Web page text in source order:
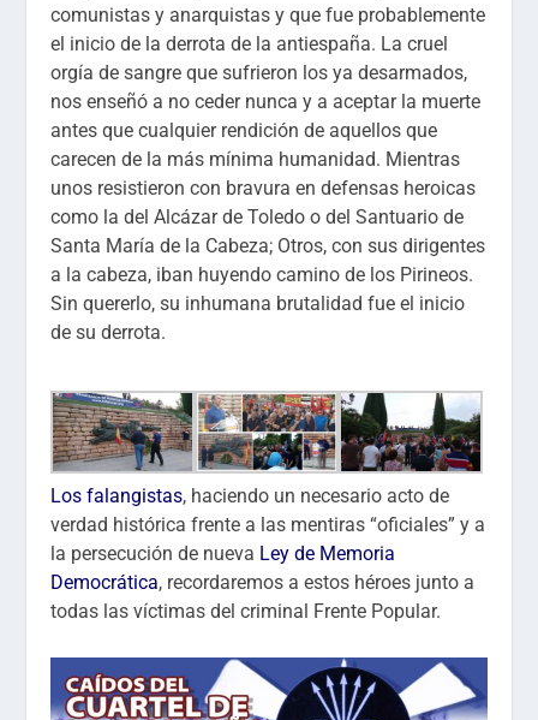
comunistas y anarquistas y que fue probablemente
el inicio de la derrota de la antiespaña. La cruel
orgía de sangre que sufrieron los ya desarmados,
nos enseñó a no ceder nunca y a aceptar la muerte
antes que cualquier rendición de aquellos que
carecen de la más mínima humanidad. Mientras
unos resistieron con bravura en defensas heroicas
como la del Alcázar de Toledo o del Santuario de
Santa María de la Cabeza; Otros, con sus dirigentes
a la cabeza, iban huyendo camino de los Pirineos.
Sin quererlo, su inhumana brutalidad fue el inicio
de su derrota.
Los falangistas, haciendo un necesario acto de
verdad histórica frente a las mentiras “oficiales” y a
la persecución de nueva Ley de Memoria
Democrática, recordaremos a estos héroes junto a
todas las víctimas del criminal Frente Popular.